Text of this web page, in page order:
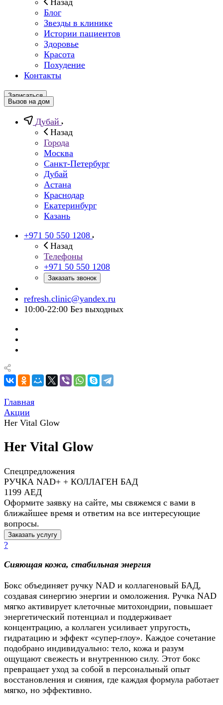
Назад
Блог
Звезды в клинике
Истории пациентов
Здоровье
Красота
Похудение
Контакты
Записаться
Вызов на дом
Дубай
Назад
Города
Москва
Санкт-Петербург
Дубай
Астана
Краснодар
Екатеринбург
Казань
+971 50 550 1208
Назад
Телефоны
+971 50 550 1208
Заказать звонок
refresh.clinic@yandex.ru
10:00-22:00 Без выходных
Главная
Акции
Her Vital Glow
Her Vital Glow
Спецпредложения
РУЧКА NAD+ + КОЛЛАГЕН БАД
1199 АЕД
Оформите заявку на сайте, мы свяжемся с вами в
ближайшее время и ответим на все интересующие
вопросы.
Заказать услугу
?
Сияющая кожа, стабильная энергия
Бокс объединяет ручку NAD и коллагеновый БАД,
создавая синергию энергии и омоложения. Ручка NAD
мягко активирует клеточные митохондрии, повышает
энергетический потенциал и поддерживает
концентрацию, а коллаген усиливает упругость,
гидратацию и эффект «супер-глоу». Каждое сочетание
подобрано индивидуально: тело, кожа и разум
ощущают свежесть и внутреннюю силу. Этот бокс
превращает уход за собой в персональный опыт
восстановления и сияния, где каждая формула работает
мягко, но эффективно.